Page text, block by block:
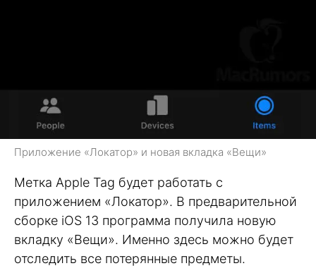
Приложение «Локатор» и новая вкладка «Вещи»
Метка Apple Tag будет работать с
приложением «Локатор». В предварительной
сборке iOS 13 программа получила новую
вкладку «Вещи». Именно здесь можно будет
отследить все потерянные предметы.